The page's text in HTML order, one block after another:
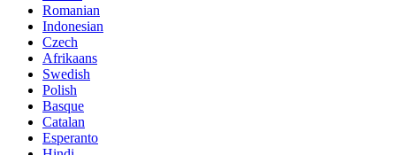
Romanian
Indonesian
Czech
Afrikaans
Swedish
Polish
Basque
Catalan
Esperanto